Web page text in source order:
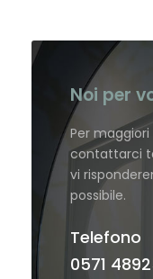
Noi per
Per
contattarci
vi
possibile.
Telefono
0571